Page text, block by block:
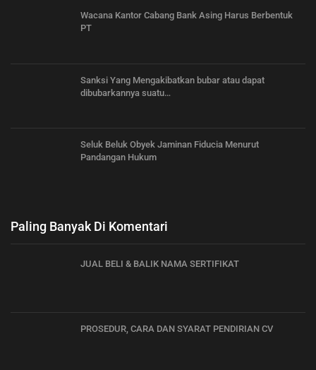
Wacana Kantor Cabang Bank Asing Harus Berbentuk
PT
Sanksi Yang Mengakibatkan bubar atau dapat
dibubarkannya suatu…
Seluk Beluk Obyek Jaminan Fiducia Menurut
Pandangan Hukum
Paling Banyak Di Komentari
JUAL BELI & BALIK NAMA SERTIFIKAT
PROSEDUR, CARA DAN SYARAT PENDIRIAN CV